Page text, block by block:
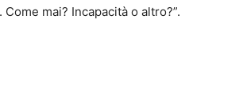
mai? Incapacità o altro?”.